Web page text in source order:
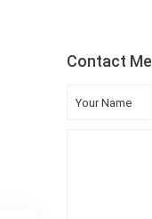
Contact Me